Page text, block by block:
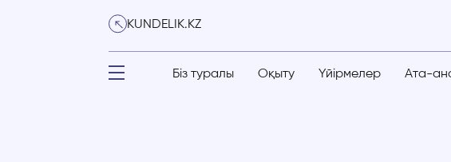
KUNDELIK.KZ
Біз туралы Оқыту Үйірмелер Ата-